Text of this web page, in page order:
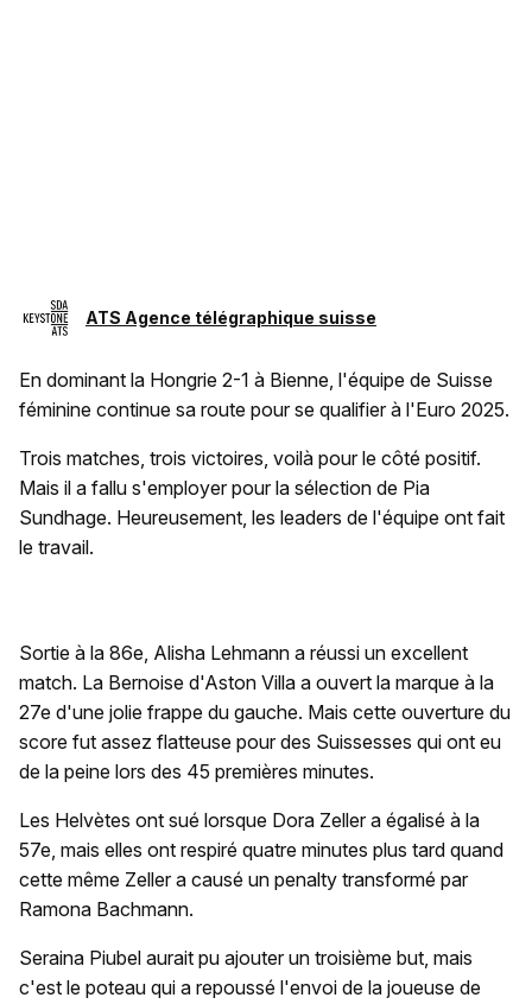
ATS Agence télégraphique suisse
En dominant la Hongrie 2-1 à Bienne, l'équipe de Suisse
féminine continue sa route pour se qualifier à l'Euro 2025.
Trois matches, trois victoires, voilà pour le côté positif.
Mais il a fallu s'employer pour la sélection de Pia
Sundhage. Heureusement, les leaders de l'équipe ont fait
le travail.
Sortie à la 86e, Alisha Lehmann a réussi un excellent
match. La Bernoise d'Aston Villa a ouvert la marque à la
27e d'une jolie frappe du gauche. Mais cette ouverture du
score fut assez flatteuse pour des Suissesses qui ont eu
de la peine lors des 45 premières minutes.
Les Helvètes ont sué lorsque Dora Zeller a égalisé à la
57e, mais elles ont respiré quatre minutes plus tard quand
cette même Zeller a causé un penalty transformé par
Ramona Bachmann.
Seraina Piubel aurait pu ajouter un troisième but, mais
c'est le poteau qui a repoussé l'envoi de la joueuse de